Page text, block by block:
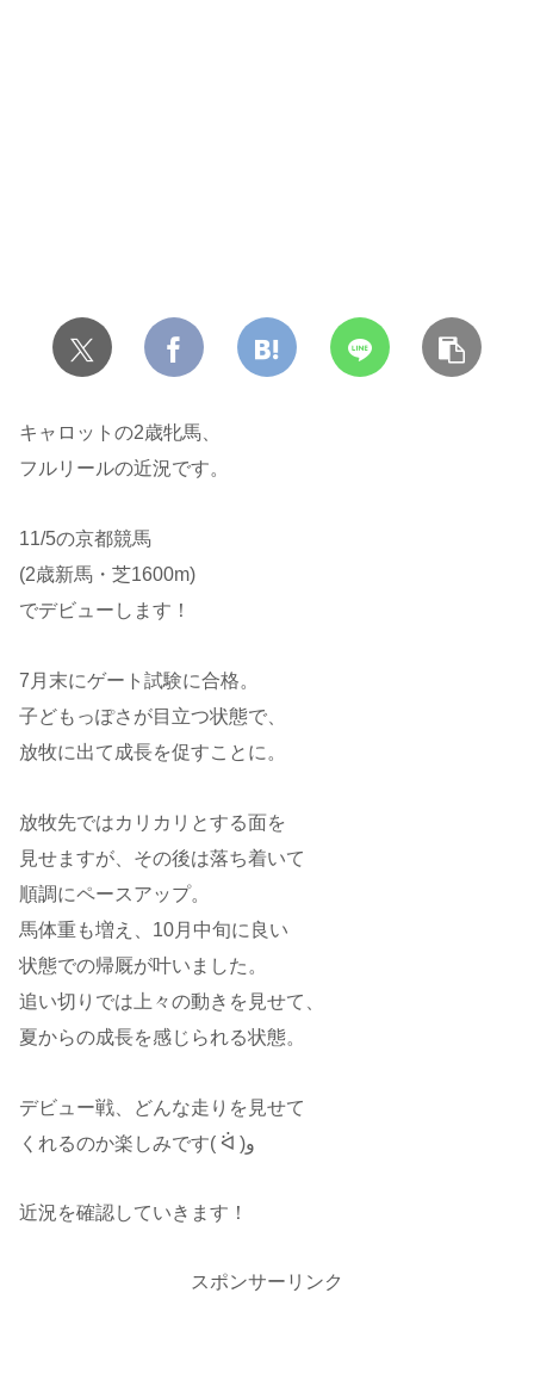
キャロットの2歳牝馬、
フルリールの近況です。
11/5の京都競馬
(2歳新馬・芝1600m)
でデビューします！
7月末にゲート試験に合格。
子どもっぽさが目立つ状態で、
放牧に出て成長を促すことに。
放牧先ではカリカリとする面を
見せますが、その後は落ち着いて
順調にペースアップ。
馬体重も増え、10月中旬に良い
状態での帰厩が叶いました。
追い切りでは上々の動きを見せて、
夏からの成長を感じられる状態。
デビュー戦、どんな走りを見せて
くれるのか楽しみです( ᐛ )و
近況を確認していきます！
スポンサーリンク